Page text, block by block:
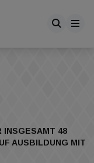
INSGESAMT 48
AUSBILDUNG MIT